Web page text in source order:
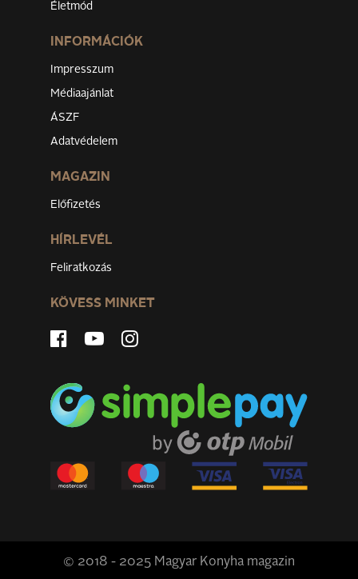
Életmód
INFORMÁCIÓK
Impresszum
Médiaajánlat
ÁSZF
Adatvédelem
MAGAZIN
Előfizetés
HÍRLEVÉL
Feliratkozás
KÖVESS MINKET
© 2018 - 2025 Magyar Konyha magazin